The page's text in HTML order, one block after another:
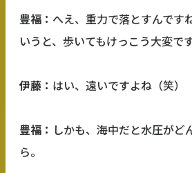
豊福： へえ、重力で落とすんです
いうと、歩いてもけっこう大変で
伊藤： はい、遠いですよね（笑）
豊福： しかも、海中だと水圧がど
ら。